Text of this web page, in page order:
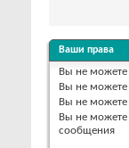
Ваши права
Вы не можете
Вы не можете
Вы не можете
Вы не можете
сообщения